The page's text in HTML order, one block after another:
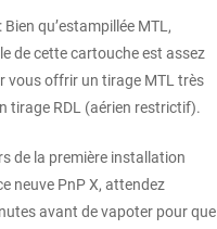
qu’estampillée MTL,
de cette cartouche est assez
vous offrir un tirage MTL très
tirage RDL (aérien restrictif).
de la première installation
neuve PnP X, attendez
avant de vapoter pour que